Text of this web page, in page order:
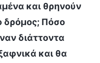
και θρηνούν
δρόμος; Πόσο
διάττοντα
και θα